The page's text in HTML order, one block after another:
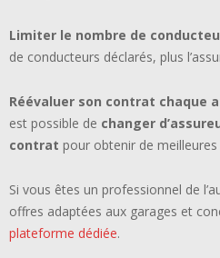
Limiter le nombre de
de conducteurs déclarés, plus
Réévaluer son contrat chaque
est possible de changer
contrat pour obtenir de
Si vous êtes un professionnel de
offres adaptées aux garages et
plateforme dédiée.